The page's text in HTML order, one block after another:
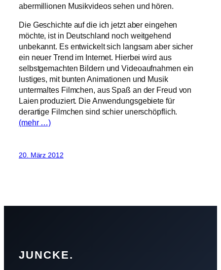
abermillionen Musikvideos sehen und hören.
Die Geschichte auf die ich jetzt aber eingehen
möchte, ist in Deutschland noch weitgehend
unbekannt. Es entwickelt sich langsam aber sicher
ein neuer Trend im Internet. Hierbei wird aus
selbstgemachten Bildern und Videoaufnahmen ein
lustiges, mit bunten Animationen und Musik
untermaltes Filmchen, aus Spaß an der Freud von
Laien produziert. Die Anwendungsgebiete für
derartige Filmchen sind schier unerschöpflich.
(mehr …)
20. März 2012
JUNCKE.